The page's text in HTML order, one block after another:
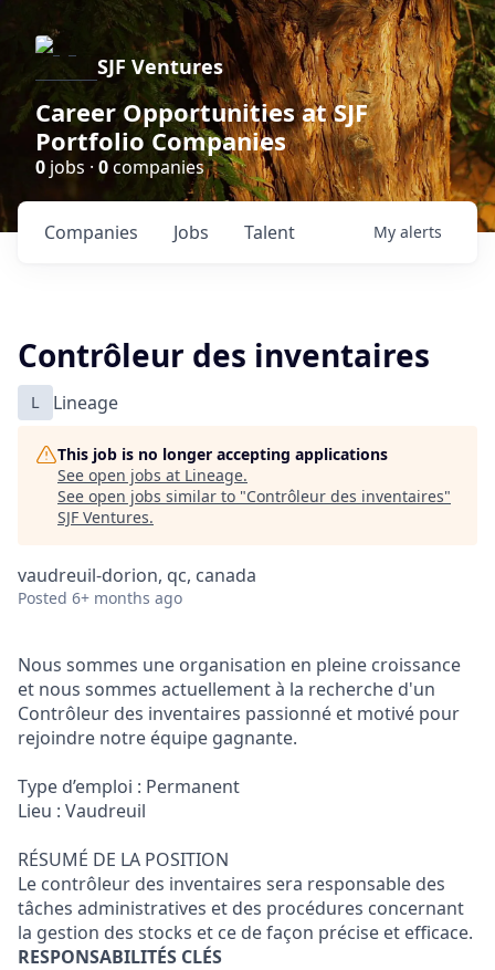
SJF Ventures
Career Opportunities at SJF
Portfolio Companies
0 jobs · 0companies
Jobs
Companies Talent My alerts
Contrôleur des inventaires
L Lineage
This job is no longer accepting applications
See open jobs at Lineage.
See open jobs similar to "Contrôleur des inventaires"
SJF Ventures.
vaudreuil-dorion, qc, canada
Posted 6+ months ago
Nous sommes une organisation en pleine croissance
et nous sommes actuellement à la recherche d'un
Contrôleur des inventaires passionné et motivé pour
rejoindre notre équipe gagnante.
Type d’emploi : Permanent
Lieu : Vaudreuil
RÉSUMÉ DE LA POSITION
Le contrôleur des inventaires sera responsable des
tâches administratives et des procédures concernant
la gestion des stocks et ce de façon précise et efficace.
RESPONSABILITÉS CLÉS